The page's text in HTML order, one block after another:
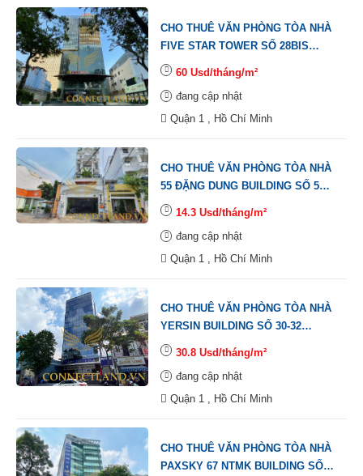
CHO THUÊ VĂN PHÒNG TÒA NHÀ
FIVE STAR TOWER SỐ 28BIS
ĐƯỜNG MẠC ĐĨNH CHI, PHƯỜNG
ĐA KAO, QUẬN 1.
60 Usd/tháng/m²
đang cập nhật
Quận 1 , Hồ Chí Minh
CHO THUÊ VĂN PHÒNG TÒA NHÀ
55 ĐẶNG DUNG BUILDING SỐ 55
ĐƯỜNG ĐẶNG DUNG, PHƯỜNG
TÂN ĐỊNH, QUẬN 1.
14.3 Usd/tháng/m²
đang cập nhật
Quận 1 , Hồ Chí Minh
CHO THUÊ VĂN PHÒNG TÒA NHÀ
YERSIN BUILDING SỐ 30-32
ĐƯỜNG YERSIN, PHƯỜNG
NGUYỄN THÁI BÌNH, QUẬN 1.
30.8 Usd/tháng/m²
đang cập nhật
Quận 1 , Hồ Chí Minh
CHO THUÊ VĂN PHÒNG TÒA NHÀ
PAXSKY 67 NTMK BUILDING SỐ